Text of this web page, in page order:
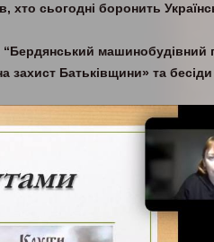
хто сьогодні боронить
“Бердянський машинобудівний
Батьківщини» та бесіди